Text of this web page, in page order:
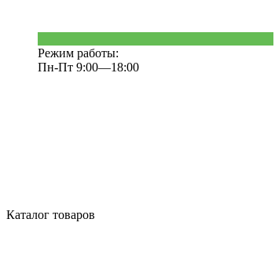
Режим работы:
Пн-Пт 9:00—18:00
Каталог товаров